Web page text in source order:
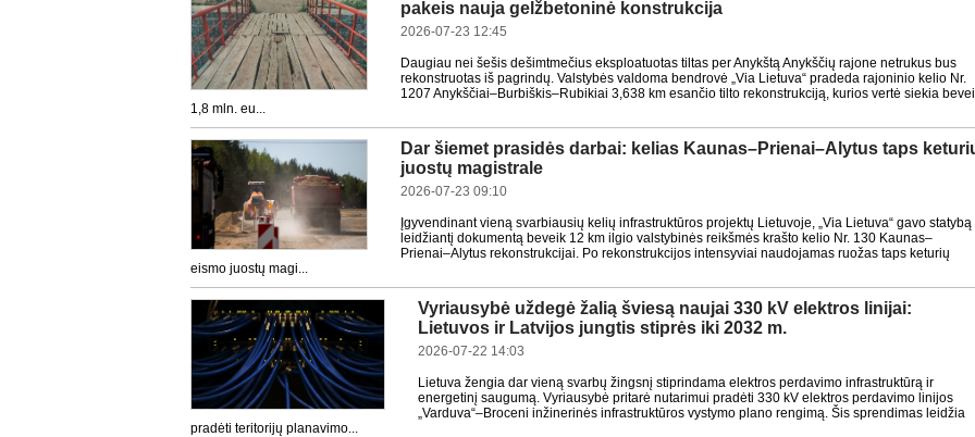
pakeis nauja gelžbetoninė konstrukcija
2026-07-23 12:45
Daugiau nei šešis dešimtmečius eksploatuotas tiltas per Anykštą Anykščių rajone netrukus bus
rekonstruotas iš pagrindų. Valstybės valdoma bendrovė „Via Lietuva“ pradeda rajoninio kelio Nr.
1207 Anykščiai–Burbiškis–Rubikiai 3,638 km esančio tilto rekonstrukciją, kurios vertė siekia
1,8 mln. eu...
Dar šiemet prasidės darbai: kelias Kaunas–Prienai–Alytus taps
juostų magistrale
2026-07-23 09:10
Įgyvendinant vieną svarbiausių kelių infrastruktūros projektų Lietuvoje, „Via Lietuva“ gavo statybą
leidžiantį dokumentą beveik 12 km ilgio valstybinės reikšmės krašto kelio Nr. 130 Kaunas–
Prienai–Alytus rekonstrukcijai. Po rekonstrukcijos intensyviai naudojamas ruožas taps keturių
eismo juostų magi...
Vyriausybė uždegė žalią šviesą naujai 330 kV elektros linijai:
Lietuvos ir Latvijos jungtis stiprės iki 2032 m.
2026-07-22 14:03
Lietuva žengia dar vieną svarbų žingsnį stiprindama elektros perdavimo infrastruktūrą ir
energetinį saugumą. Vyriausybė pritarė nutarimui pradėti 330 kV elektros perdavimo linijos
„Varduva“–Broceni inžinerinės infrastruktūros vystymo plano rengimą. Šis sprendimas leidžia
pradėti teritorijų planavimo...